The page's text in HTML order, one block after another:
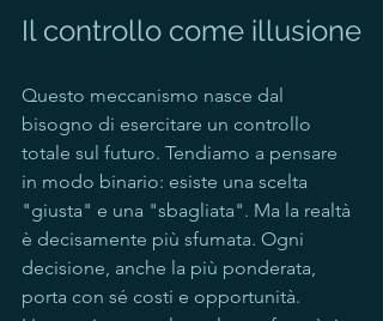
Il controllo come illusione
Questo meccanismo nasce dal
bisogno di esercitare un controllo
totale sul futuro. Tendiamo a pensare
in modo binario: esiste una scelta
"giusta" e una "sbagliata". Ma la realtà
è decisamente più sfumata. Ogni
decisione, anche la più ponderata,
porta con sé costi e opportunità.